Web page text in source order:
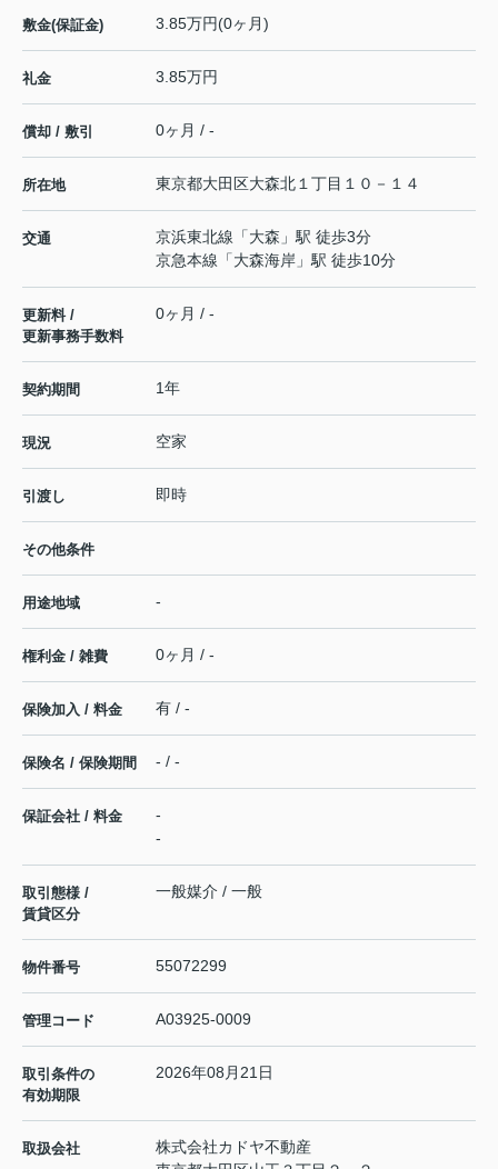
敷金(保証金) 3.85万円(0ヶ月)
礼金 3.85万円
償却 / 敷引 0ヶ月 / -
所在地 東京都大田区大森北 １丁目１０－１４
交通 京浜東北線 「大森 」駅 徒歩3分
京急本線 「大森海岸 」駅 徒歩10分
更新料 /
更新事務手数料
0ヶ月 / -
契約期間 1年
現況 空家
引渡し 即時
その他条件
用途地域 -
権利金 / 雑費 0ヶ月 / -
保険加入 / 料金 有 / -
保険名 / 保険期間 - / -
保証会社 / 料金
-
-
取引態様 /
賃貸区分
一般媒介 / 一般
物件番号 55072299
管理コード A03925-0009
取引条件の
有効期限
2026年08月21日
取扱会社
株式会社カドヤ不動産